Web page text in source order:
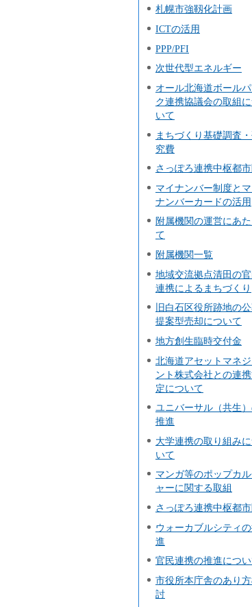
札幌市強靱化計画
ICTの活用
PPP/PFI
次世代型エネルギー
オール北海道ボール
ク連携協議会の取組
いて
まちづくり基礎調査
究費
さっぽろ連携中枢都市
マイナンバー制度とマ
ナンバーカードの活用
附属機関の運営にあた
て
附属機関一覧
地域交流拠点清田の
連携によるまちづくり
旧白石区役所跡地の
提案型売却について
地方創生臨時交付金
北海道アセットマネジ
ント株式会社との連
定について
ユニバーサル（共生
推進
大学連携の取り組み
いて
マンガ等のポップカ
ャーに関する取組
さっぽろ連携中枢都市
ウォーカブルシティ
進
官民連携の推進につ
市役所本庁舎のあり
討